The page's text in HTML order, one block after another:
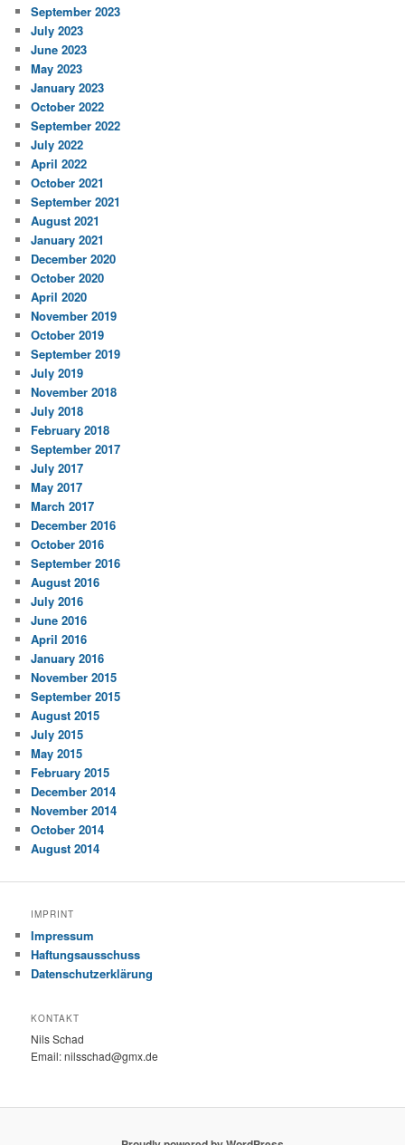
September 2023
July 2023
June 2023
May 2023
January 2023
October 2022
September 2022
July 2022
April 2022
October 2021
September 2021
August 2021
January 2021
December 2020
October 2020
April 2020
November 2019
October 2019
September 2019
July 2019
November 2018
July 2018
February 2018
September 2017
July 2017
May 2017
March 2017
December 2016
October 2016
September 2016
August 2016
July 2016
June 2016
April 2016
January 2016
November 2015
September 2015
August 2015
July 2015
May 2015
February 2015
December 2014
November 2014
October 2014
August 2014
IMPRINT
Impressum
Haftungsausschuss
Datenschutzerklärung
KONTAKT
Nils Schad
Email: nilsschad@gmx.de